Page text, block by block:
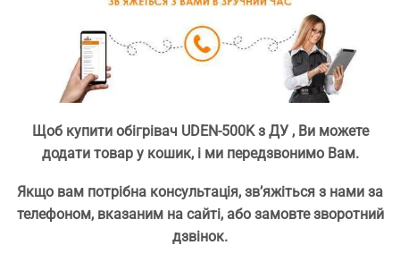
Щоб купити обігрівач UDEN-500K з ДУ , Ви можете
додати товар у кошик, і ми передзвонимо Вам.
Якщо вам потрібна консультація, зв’яжіться з нами за
телефоном, вказаним на сайті, або замовте зворотний
дзвінок.